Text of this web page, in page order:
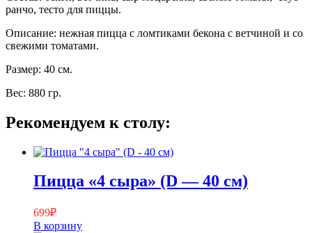
ранчо, тесто для пиццы.
Описание: нежная пицца с ломтиками бекона с ветчиной и со
свежими томатами.
Размер: 40 см.
Вес: 880 гр.
Рекомендуем к столу:
Пицца «4 сыра» (D — 40 см)
699₽
В корзину